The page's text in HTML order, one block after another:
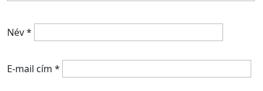
Név*
E-mail cím *